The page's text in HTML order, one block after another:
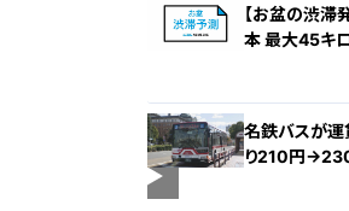
【お盆の渋滞
本 最大45キ
区間も… 中央
名鉄バスが運
り210円
12月から全